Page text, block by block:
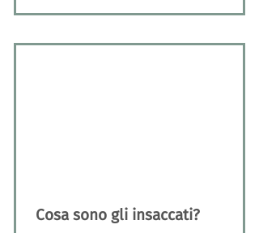
Cosa sono gli insaccati?